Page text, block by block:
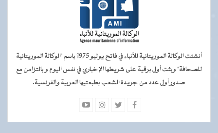
أنشئت الوكالة الموريتانية للأنباء في فاتح يوليو 1975 باسم "الوكالة الموريتانية
للصحافة" وبثت أول برقية على شريطها الإخباري في نفس اليوم و بالتزامن مع
صدور أول عدد من جريدة الشعب بطبعتيها العربية والفرنسية.